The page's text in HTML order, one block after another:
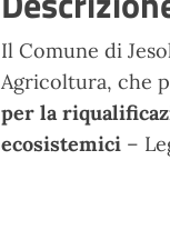
Il Comune di
Agricoltura, che
per la
ecosistemici –